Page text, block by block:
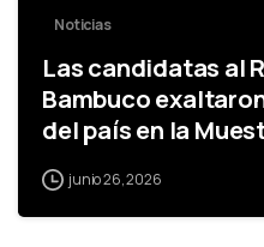
Noticias
Las candidatas al
Bambuco
del país en la
junio 26, 2026